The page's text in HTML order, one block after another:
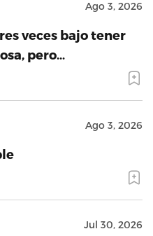
Ago 3, 2026
veces bajo tener
pero…
Ago 3, 2026
Jul 30, 2026